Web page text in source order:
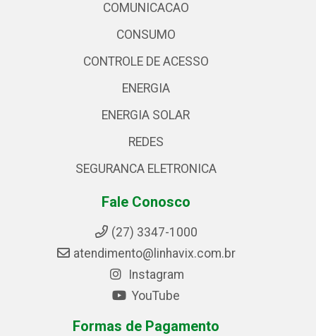
COMUNICACAO
CONSUMO
CONTROLE DE ACESSO
ENERGIA
ENERGIA SOLAR
REDES
SEGURANCA ELETRONICA
Fale Conosco
(27) 3347-1000
atendimento@linhavix.com.br
Instagram
YouTube
Formas de Pagamento